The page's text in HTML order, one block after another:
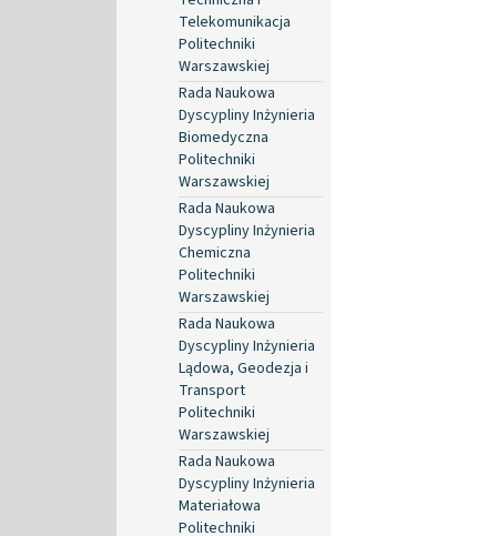
Telekomunikacja
Politechniki
Warszawskiej
Rada Naukowa
Dyscypliny Inżynieria
Biomedyczna
Politechniki
Warszawskiej
Rada Naukowa
Dyscypliny Inżynieria
Chemiczna
Politechniki
Warszawskiej
Rada Naukowa
Dyscypliny Inżynieria
Lądowa, Geodezja i
Transport
Politechniki
Warszawskiej
Rada Naukowa
Dyscypliny Inżynieria
Materiałowa
Politechniki